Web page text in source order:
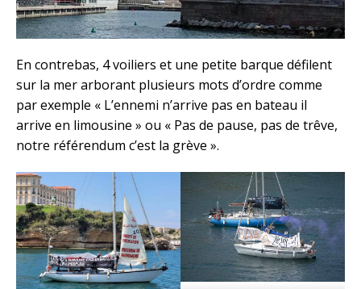
En contrebas, 4 voiliers et une petite barque défilent
sur la mer arborant plusieurs mots d’ordre comme
par exemple « L’ennemi n’arrive pas en bateau il
arrive en limousine » ou « Pas de pause, pas de trêve,
notre référendum c’est la grève ».